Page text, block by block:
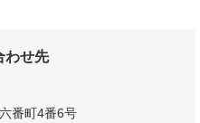
わせ先
番町4番6号